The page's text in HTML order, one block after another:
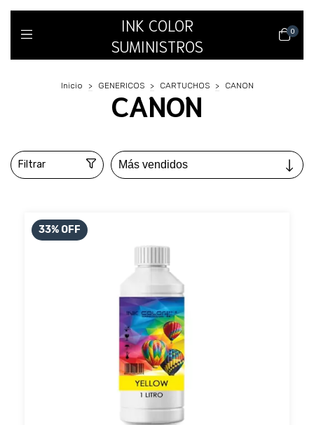
INK COLOR
SUMINISTROS
0
Inicio > GENERICOS > CARTUCHOS > CANON
CANON
Filtrar
33% OFF